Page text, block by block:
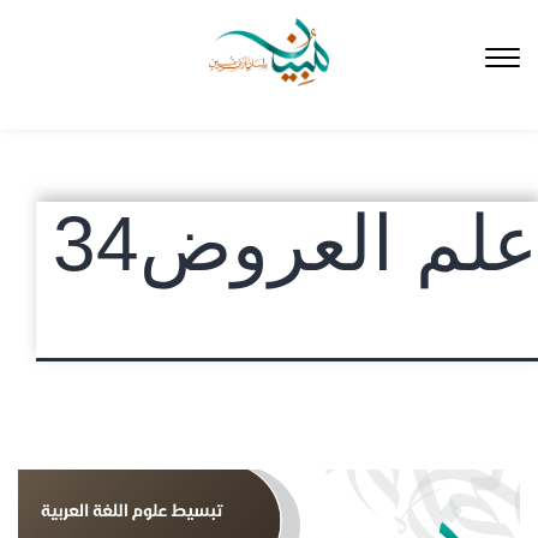
المحتوى
علم العروض34